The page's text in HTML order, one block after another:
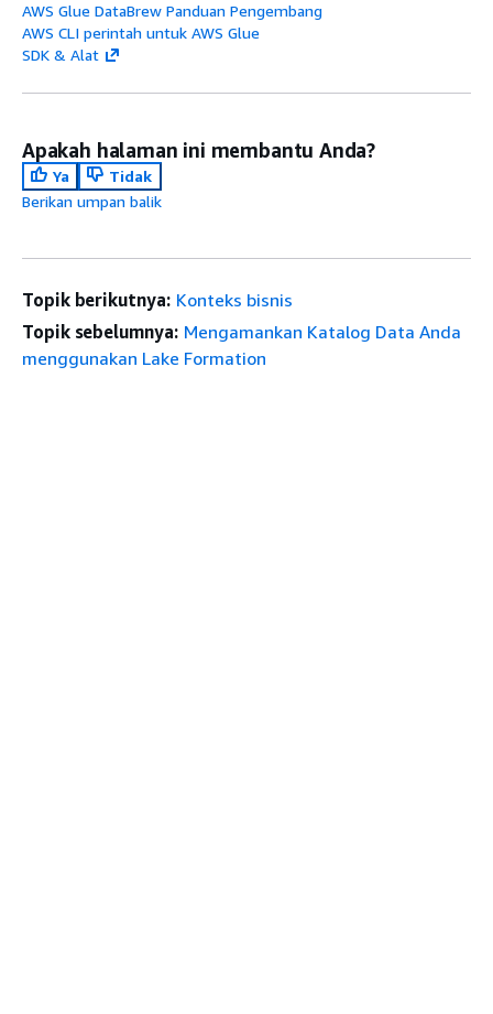
AWS Glue DataBrew Panduan Pengembang
AWS CLI perintah untuk AWS Glue
SDK & Alat
Apakah halaman ini membantu Anda?
Ya
Tidak
Berikan umpan balik
Topik berikutnya: Konteks bisnis
Topik sebelumnya: Mengamankan Katalog Data Anda
menggunakan Lake Formation